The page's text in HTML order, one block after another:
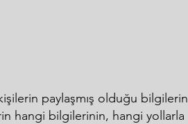
paylaşmış olduğu bilgilerin
hangi bilgilerinin, hangi yollarla